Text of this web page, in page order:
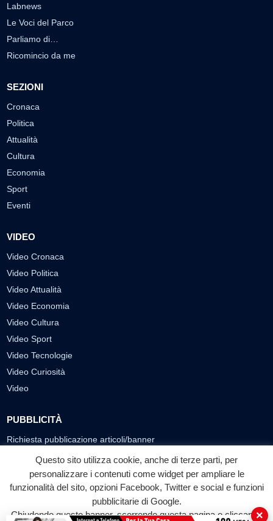
Labnews
Le Voci del Parco
Parliamo di…
Ricomincio da me
SEZIONI
Cronaca
Politica
Attualità
Cultura
Economia
Sport
Eventi
VIDEO
Video Cronaca
Video Politica
Video Attualità
Video Economia
Video Cultura
Video Sport
Video Tecnologie
Video Curiosità
Video
PUBBLICITÀ
Richiesta pubblicazione articoli/banner
SEGUICI SUI SOCIAL
f
Facebook
◎ ▶
YouTube
Questo sito utilizza cookie, anche di terze parti, per
personalizzare i contenuti come widget per ampliare le
funzionalità del sito, opzioni Facebook, Twitter e social e funzioni
pubblicitarie di Google.
Chiudendo questo banner, scorrendo questa pagina o cliccando
×